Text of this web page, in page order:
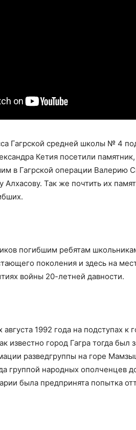
Гагрской средней школы № 4
Кетия посетили
в Гагрской операции Валерию
Алхасову. Так же почтить их
погибшим ребятам
поколения и здесь на
войны 20-летней давности.
августа 1992 года на подступах
известно город Гагра тогда был
разведгруппы на горе
группой народных ополченцев
была предпринята попытка